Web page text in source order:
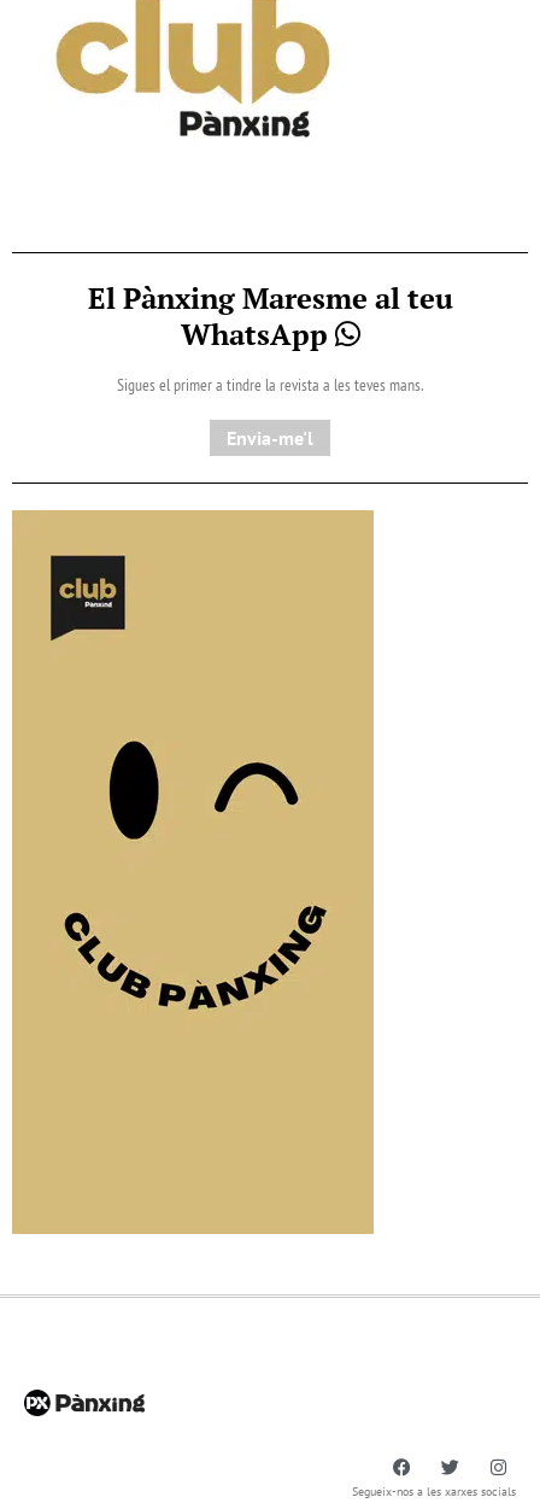
El Pànxing Maresme al teu
WhatsApp
Sigues el primer a tindre la revista a les teves mans.
Envia-me'l
Segueix-nos a les xarxes socials